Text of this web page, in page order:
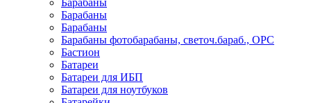
Барабаны
Барабаны
Барабаны фотобарабаны, светоч.бараб., OPC
Бастион
Батареи
Батареи для ИБП
Батареи для ноутбуков